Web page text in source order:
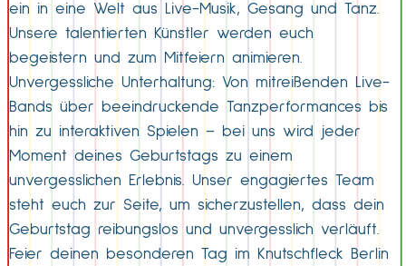
ein in eine Welt aus Live-Musik, Gesang und Tanz.
Unsere talentierten Künstler werden euch
begeistern und zum Mitfeiern animieren.
Unvergessliche Unterhaltung: Von mitreißenden Live-
Bands über beeindruckende Tanzperformances bis
hin zu interaktiven Spielen – bei uns wird jeder
Moment deines Geburtstags zu einem
unvergesslichen Erlebnis. Unser engagiertes Team
steht euch zur Seite, um sicherzustellen, dass dein
Geburtstag reibungslos und unvergesslich verläuft.
Feier deinen besonderen Tag im Knutschfleck Berlin